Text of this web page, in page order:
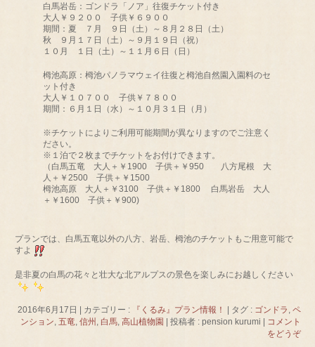
白馬岩岳：ゴンドラ「ノア」往復チケット付き
大人￥９２００ 子供￥６９００
期間：夏 ７月 ９日（土）～８月２８日（土）
秋 ９月１７日（土）～９月１９日（祝）
１０月 １日（土）～１１月６日（日）
栂池高原：栂池パノラマウェイ往復と栂池自然園入園料のセ
ット付き
大人￥１０７００ 子供￥７８００
期間：６月１日（水）～１０月３１日（月）
※チケットによりご利用可能期間が異なりますのでご注意く
ださい。
※１泊で２枚までチケットをお付けできます。
（白馬五竜 大人＋￥1900 子供＋￥950 八方尾根 大
人＋￥2500 子供＋￥1500
栂池高原 大人＋￥3100 子供＋￥1800 白馬岩岳 大人
＋￥1600 子供＋￥900)
プランでは、白馬五竜以外の八方、岩岳、栂池のチケットもご用意可能で
すよ
是非夏の白馬の花々と壮大な北アルプスの景色を楽しみにお越しください
2016年6月17日 カテゴリー : 『くるみ』プラン情報！ タグ : ゴンドラ , ペ
ンション, 五竜, 信州 , 白馬, 高山植物園 投稿者 : pension kurumi
コメント
をどうぞ